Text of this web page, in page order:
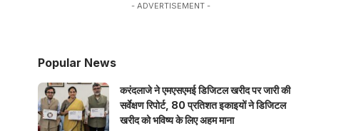
- ADVERTISEMENT -
Popular News
करंदलाजे ने एमएसएमई डिजिटल खरीद पर जारी की
सर्वेक्षण रिपोर्ट, 80 प्रतिशत इकाइयों ने डिजिटल
खरीद को भविष्य के लिए अहम माना